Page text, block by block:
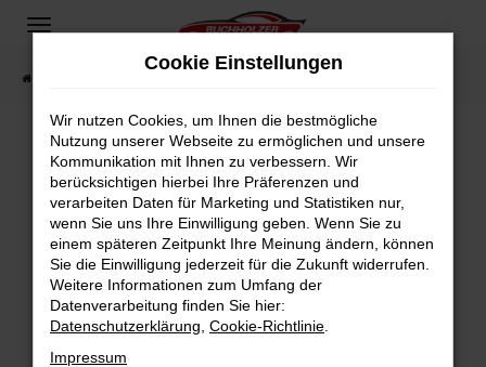
Zum
springen
Fahrzeugsuche
Fehler: Network Error
Beim Laden ist ein Fehler aufgetreten.
Hier sind ein paar Tipps, die dir helfen können:
Überprüfe deine Firewall und deine
Internetverbindung.
Laden andere Webseiten, zum Beispiel deine
Suchmaschine?
Cookie Einstellungen
Wir nutzen Cookies, um Ihnen die bestmögliche
Nutzung unserer Webseite zu ermöglichen und unsere
Kommunikation mit Ihnen zu verbessern. Wir
berücksichtigen hierbei Ihre Präferenzen und
verarbeiten Daten für Marketing und Statistiken nur,
wenn Sie uns Ihre Einwilligung geben. Wenn Sie zu
einem späteren Zeitpunkt Ihre Meinung ändern, können
Sie die Einwilligung jederzeit für die Zukunft widerrufen.
Weitere Informationen zum Umfang der
Datenverarbeitung finden Sie hier:
Datenschutzerklärung Cookie-Richtlinie
Impressum